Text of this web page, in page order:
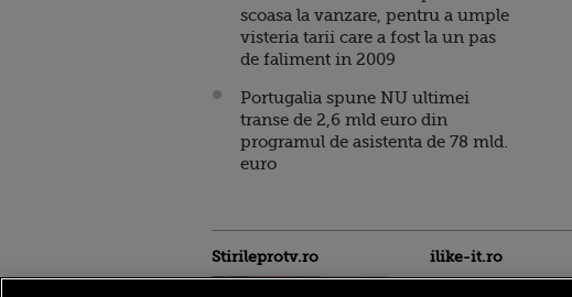
scoasa la vanzare, pentru a umple
visteria tarii care a fost la un pas
de faliment in 2009
Portugalia spune NU ultimei
transe de 2,6 mld euro din
programul de asistenta de 78 mld.
euro
Stirileprotv.ro ilike-it.ro